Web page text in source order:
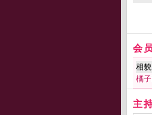
会
相
橘
主